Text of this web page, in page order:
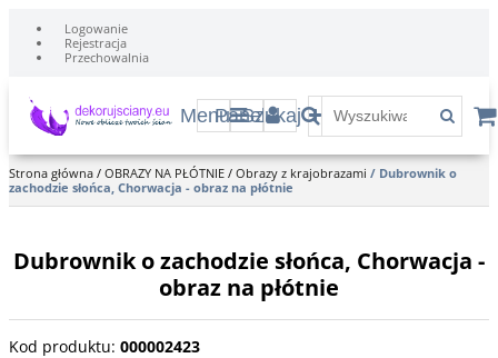
Logowanie
Rejestracja
Przechowalnia
MenuPanelSzukaj
Strona główna / OBRAZY NA PŁÓTNIE / Obrazy z krajobrazami / Dubrownik o
zachodzie słońca, Chorwacja - obraz na płótnie
Dubrownik o zachodzie słońca, Chorwacja -
obraz na płótnie
Kod produktu: 000002423